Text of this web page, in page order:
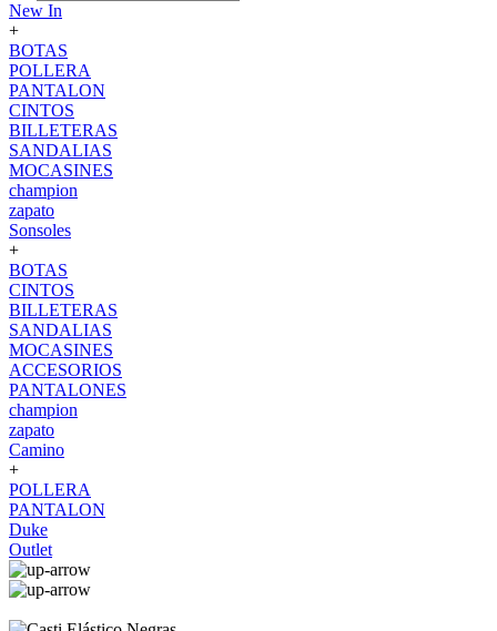
New In
+
BOTAS
POLLERA
PANTALON
CINTOS
BILLETERAS
SANDALIAS
MOCASINES
champion
zapato
Sonsoles
+
BOTAS
CINTOS
BILLETERAS
SANDALIAS
MOCASINES
ACCESORIOS
PANTALONES
champion
zapato
Camino
+
POLLERA
PANTALON
Duke
Outlet